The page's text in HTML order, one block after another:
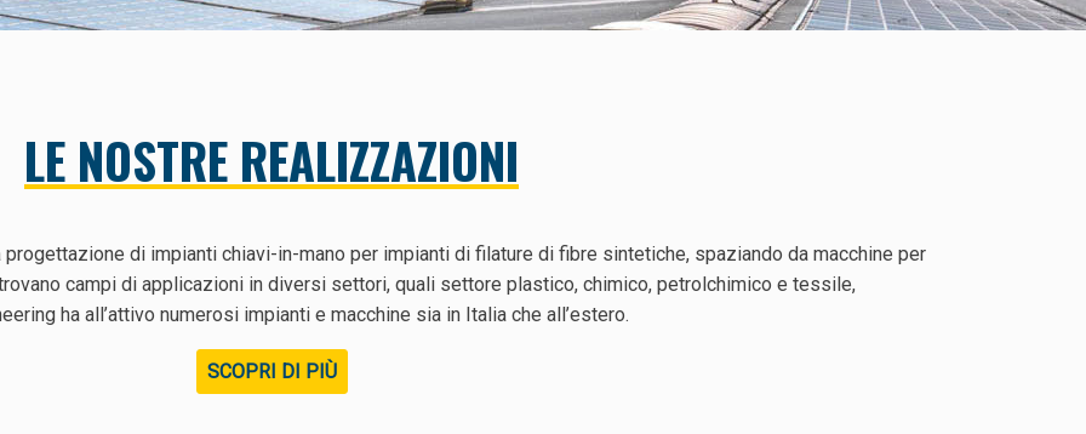
LE NOSTRE REALIZZAZIONI
di impianti chiavi-in-mano per impianti di filature di fibre sintetiche, spaziando da macchine per
campi di applicazioni in diversi settori, quali settore plastico, chimico, petrolchimico e tessile,
ha all’attivo numerosi impianti e macchine sia in Italia che all’estero.
SCOPRI DI PIÙ